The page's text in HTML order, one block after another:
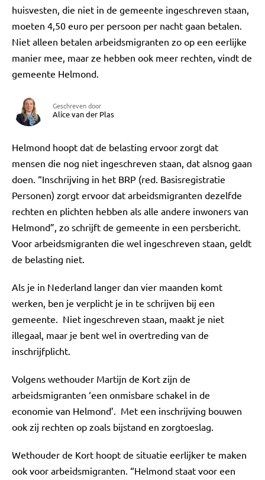
huisvesten, die niet in de gemeente ingeschreven staan,
moeten 4,50 euro per persoon per nacht gaan betalen.
Niet alleen betalen arbeidsmigranten zo op een eerlijke
manier mee, maar ze hebben ook meer rechten, vindt de
gemeente Helmond.
Geschreven door
Alice van der Plas
Helmond hoopt dat de belasting ervoor zorgt dat
mensen die nog niet ingeschreven staan, dat alsnog gaan
doen. “Inschrijving in het BRP (red. Basisregistratie
Personen) zorgt ervoor dat arbeidsmigranten dezelfde
rechten en plichten hebben als alle andere inwoners van
Helmond”, zo schrijft de gemeente in een persbericht.
Voor arbeidsmigranten die wel ingeschreven staan, geldt
de belasting niet.
Als je in Nederland langer dan vier maanden komt
werken, ben je verplicht je in te schrijven bij een
gemeente. Niet ingeschreven staan, maakt je niet
illegaal, maar je bent wel in overtreding van de
inschrijfplicht.
Volgens wethouder Martijn de Kort zijn de
arbeidsmigranten ‘een onmisbare schakel in de
economie van Helmond’. Met een inschrijving bouwen
ook zij rechten op zoals bijstand en zorgtoeslag.
Wethouder de Kort hoopt de situatie eerlijker te maken
ook voor arbeidsmigranten. “Helmond staat voor een